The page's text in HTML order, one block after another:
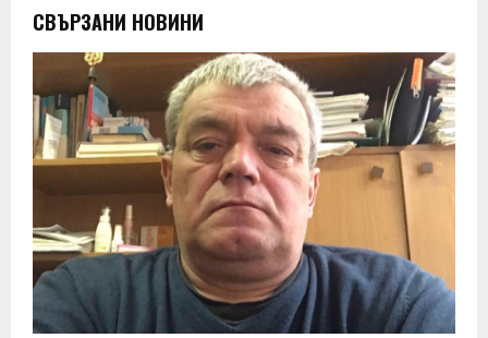
СВЪРЗАНИ НОВИНИ